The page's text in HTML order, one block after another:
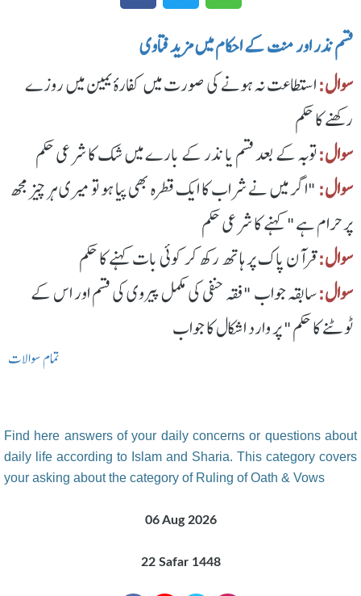
قسم نذر اور منت کے احکام میں مزید فتاوی
سوال:استطاعت نہ ہونے کی صورت میں کفارۂ یمین میں روزے
رکھنے کا حکم
سوال:توبہ کے بعد قسم یا نذر کے بارے میں شک کا شرعی حکم
سوال:"اگر میں نے شراب کا ایک قطرہ بھی پیا ہو تو میری ہر چیز مجھ
پر حرام ہے" کہنے کا شرعی حکم
سوال:قرآن پاک پر ہاتھ رکھ کر کوئی بات کہنے کا حکم
سوال:سابقہ جواب "فقہ حنفی کی مکمل پیروی کی قسم اور اس کے
ٹوٹنے کا حکم" پر وارد اشکال کا جواب
تمام سوالات
Find here answers of your daily concerns or questions about
daily life according to Islam and Sharia. This category covers
your asking about the category of Ruling of Oath & Vows
06 Aug 2026
22 Safar 1448